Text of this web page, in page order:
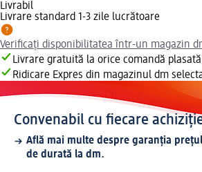
Livrabil
Livrare standard 1-3 zile lucrătoare
Verificați disponibilitatea într-un magazin
Livrare gratuită la orice comandă
Ridicare Expres din magazinul dm
Convenabil cu fiecare
Află mai multe despre garanția
de durată la dm.